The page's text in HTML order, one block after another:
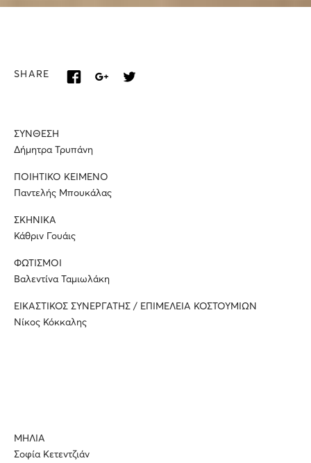
SHARE
ΣΥΝΘΕΣΗ
Δήμητρα Τρυπάνη
ΠΟΙΗΤΙΚΟ ΚΕΙΜΕΝΟ
Παντελής Μπουκάλας
ΣΚΗΝΙΚΑ
Κάθριν Γουάις
ΦΩΤΙΣΜΟΙ
Βαλεντίνα Ταμιωλάκη
ΕΙΚΑΣΤΙΚΟΣ ΣΥΝΕΡΓΑΤΗΣ / ΕΠΙΜΕΛΕΙΑ ΚΟΣΤΟΥΜΙΩΝ
Νίκος Κόκκαλης
ΜΗΛΙΑ
Σοφία Κετεντζιάν